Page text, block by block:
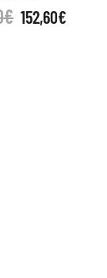
€ 152,60€